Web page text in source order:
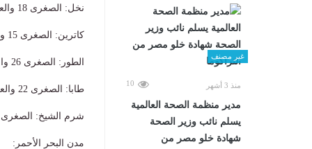
غير مصنف
منذ 3 أشهر 10
مدير منظمة الصحة العالمية
يسلم نائب وزير الصحة
شهادة خلو مصر من
​نخل: الصغرى 18 والعظمى 37.
​كاترين: الصغرى 15 والعظمى 28.
​الطور: الصغرى 26 والعظمى 33.
​طابا: الصغرى 22 والعظمى 34.
​شرم الشيخ: الصغرى 29 والعظمى
​مدن البحر الأحمر: